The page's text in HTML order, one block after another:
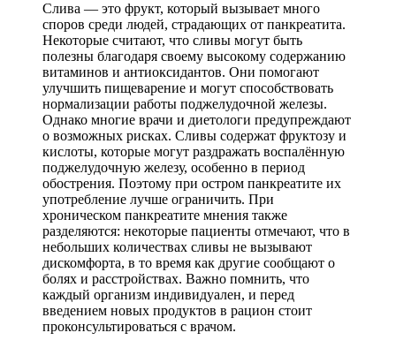
Слива — это фрукт, который вызывает много
споров среди людей, страдающих от панкреатита.
Некоторые считают, что сливы могут быть
полезны благодаря своему высокому содержанию
витаминов и антиоксидантов. Они помогают
улучшить пищеварение и могут способствовать
нормализации работы поджелудочной железы.
Однако многие врачи и диетологи предупреждают
о возможных рисках. Сливы содержат фруктозу и
кислоты, которые могут раздражать воспалённую
поджелудочную железу, особенно в период
обострения. Поэтому при остром панкреатите их
употребление лучше ограничить. При
хроническом панкреатите мнения также
разделяются: некоторые пациенты отмечают, что в
небольших количествах сливы не вызывают
дискомфорта, в то время как другие сообщают о
болях и расстройствах. Важно помнить, что
каждый организм индивидуален, и перед
введением новых продуктов в рацион стоит
проконсультироваться с врачом.